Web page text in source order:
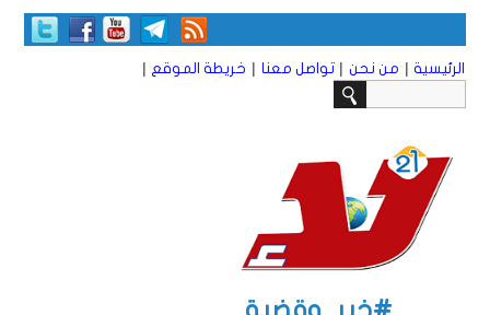
الرئيسية | من نحن | تواصل معنا | خريطة الموقع |